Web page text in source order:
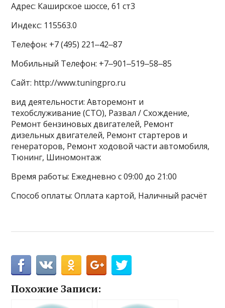
Адрес: Каширское шоссе, 61 ст3
Индекс: 115563.0
Телефон: +7 (495) 221‒42‒87
Мобильный Телефон: +7‒901‒519‒58‒85
Сайт: http://www.tuningpro.ru
вид деятельности: Авторемонт и
техобслуживание (СТО), Развал / Схождение,
Ремонт бензиновых двигателей, Ремонт
дизельных двигателей, Ремонт стартеров и
генераторов, Ремонт ходовой части автомобиля,
Тюнинг, Шиномонтаж
Время работы: Ежедневно с 09:00 до 21:00
Способ оплаты: Оплата картой, Наличный расчёт
Похожие Записи: